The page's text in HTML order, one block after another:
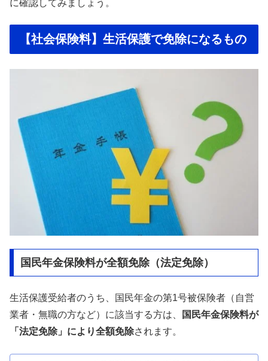
に確認してみましょう。
【社会保険料】生活保護で免除になるもの
国民年金保険料が全額免除（法定免除）
生活保護受給者のうち、国民年金の第1号被保険者（自営
業者・無職の方など）に該当する方は、
国民年金保険料が
「法定免除」により全額免除されます。